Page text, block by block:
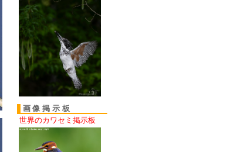
画像掲示板
世界のカワセミ掲示板